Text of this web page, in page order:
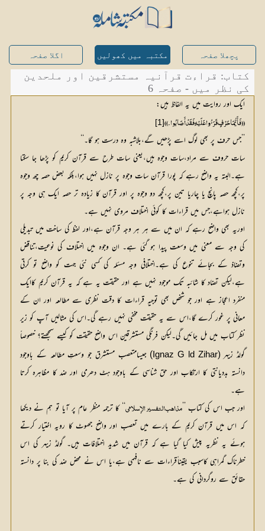
پچھلا صفحہ مکتبہ میں کھولیں اگلا صفحہ
کتاب: قراءت قرآنیہ مستشرقین اور ملحدین
کی نظر میں - صفحہ 6
ایک اور روایت میں یہ الفاظ ہیں:
((فَأَیُّمَا حَرْفٍ قَرَئُ وا عَلَیْہِ فَقَدْ أَصَابُوا۔))[1]
’’جس حرف پر بھی لوگ اسے پڑھیں گے،بلاشبہ وہ درست ہو گا۔‘‘
سات حروف سے مراد،سات وجوہ ہیں،یعنی سات طرح سے قرآن کریم کو پڑھا جا سکتا
ہے۔البتہ یہ واضح رہے کہ پورا قرآن سات وجوہ پر نازل نہیں ہوا،بلکہ بعض حصہ چھ وجوہ
پر،کچھ حصہ پانچ یا چاریا تین پر،کچھ دو وجوہ پر اور قرآن کا زیادہ تر حصہ ایک ہی وجہ پر
نازل ہواہے،جس میں قراءات کا کوئی اختلاف مروی نہیں ہے۔
اوریہ بھی واضح رہے کہ ان میں سے ہر ہر وجہ قرآن ہے،اور لفظ کی ساخت میں تبدیلی
کی وجہ سے معنی میں وسعت پیدا ہو گئی ہے۔ ان وجوہ میں اختلاف کی نوعیت،تناقض
وتضاذ کے بجائے تنوع کی ہے۔اختلافی وجہ مسئلہ کی کسی نئی جہت کو واضح تو کرتی
ہے،لیکن تضاد کا شائبہ تک موجود نہیں ہے اور حقیقت یہ ہے کہ یہ قرآن کریم کاایک
منفرد اعجاز ہے اور جو شخص بھی توجیہِ قراءات کا دقت نظری سے مطالعہ اور ان کے
معانی پر غور کرے گا،اس سے یہ حقیقت مخفی نہیں رہے گی۔اس کی مثالیں آپ کو زیر
نظر کتاب میں مل جائیں گی۔لیکن فرنگی مستشرقین اس واضح حقیقت کو کیسے سمجھتے؟ خصوصاً
گولڈ زیہر (Ignaz G ld Zihar
) جیسامتعصب مستشرق جو وسعتِ مطالعہ کے باوجود
ہے۔
اور جب اس کی کتاب ’’مذاہب التفسیر الإسلامی
حقائق سے روگردانی کی ہے۔